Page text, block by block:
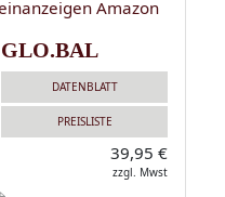
GLO.BAL
DATENBLATT
PREISLISTE
39,95 €
zzgl. Mwst